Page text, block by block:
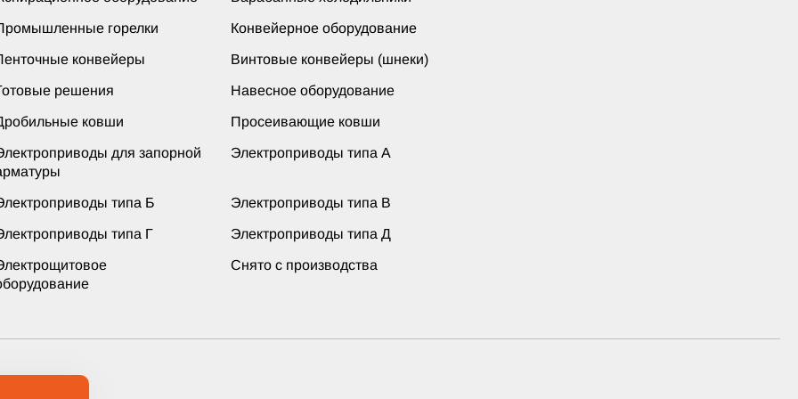
горелки Конвейерное оборудование
конвейеры Винтовые конвейеры (шнеки)
решения Навесное оборудование
ковши Просеивающие ковши
для запорной
Электроприводы типа А
типа Б Электроприводы типа В
типа Г Электроприводы типа Д
Снято с производства